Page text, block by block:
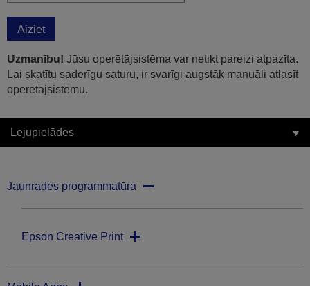
Aiziet
Uzmanību! Jūsu operētājsistēma var netikt pareizi atpazīta.
Lai skatītu saderīgu saturu, ir svarīgi augstāk manuāli atlasīt
operētājsistēmu.
Lejupielādes
Jaunrades programmatūra
Epson Creative Print